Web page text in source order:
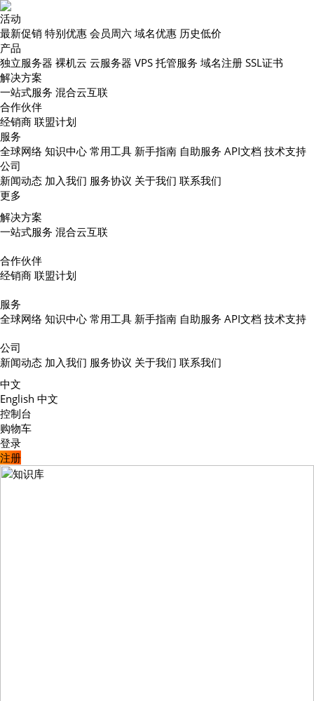
活动
最新促销 特别优惠 会员周六 域名优惠 历史低价
产品
独立服务器 裸机云 云服务器 VPS 托管服务 域名注册 SSL证书
解决方案
一站式服务 混合云互联
合作伙伴
经销商 联盟计划
服务
全球网络 知识中心 常用工具 新手指南 自助服务 API文档 技术支持
公司
新闻动态 加入我们 服务协议 关于我们 联系我们
更多
解决方案
一站式服务 混合云互联
合作伙伴
经销商 联盟计划
服务
全球网络 知识中心 常用工具 新手指南 自助服务 API文档 技术支持
公司
新闻动态 加入我们 服务协议 关于我们 联系我们
中文
English 中文
控制台
购物车
登录
注册